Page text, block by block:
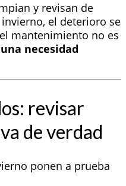
y revisan de
el deterioro se
mantenimiento no es
una necesidad
revisar
de verdad
ponen a prueba